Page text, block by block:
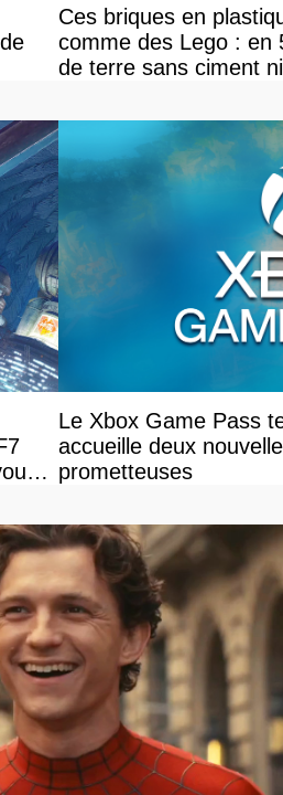
Ces briques en
comme des Lego : en
de terre sans ciment
Le Xbox Game Pass
accueille deux
prometteuses